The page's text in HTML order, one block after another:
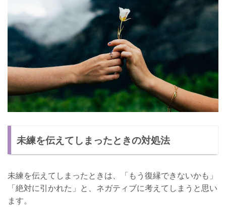
未練を伝えてしまったときの対処法
未練を伝えてしまったときは、「もう復縁できないかも」
「絶対に引かれた」と、ネガティブに考えてしまうと思い
ます。